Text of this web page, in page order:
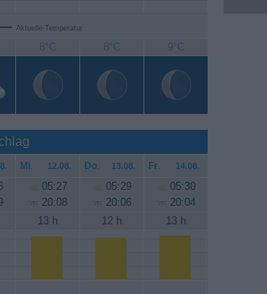
Aktuelle Temperatur
8°C 8°C 9°C
Mi. 12.08. Do. 13.08. Fr. 14.08.
05:27
20:08
05:29
20:06
05:30
20:04
13 h 12 h 13 h